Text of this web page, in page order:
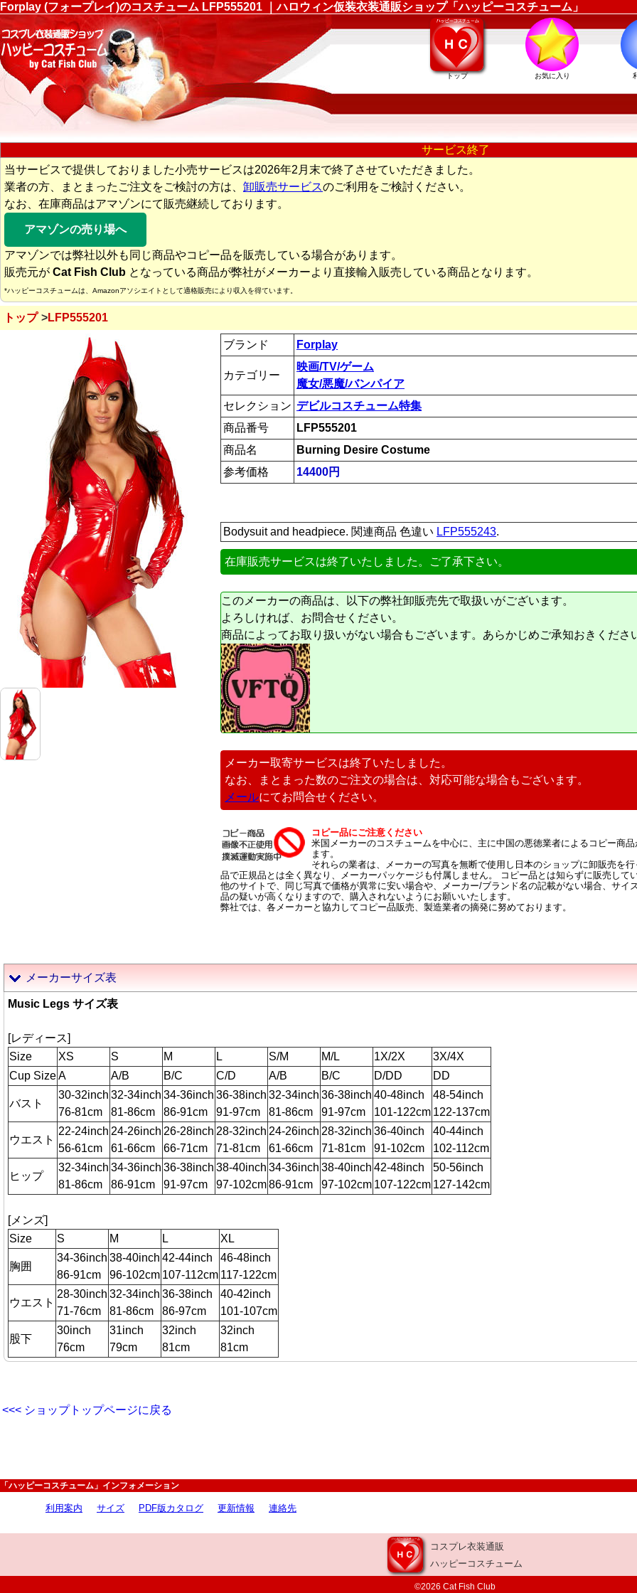
Forplay (フォープレイ)のコスチューム LFP555201 ｜ハロウィン仮装衣装通販ショップ「ハッピーコスチューム」
トップ お気に入り
サービス終了
当サービスで提供しておりました小売サービスは2026年2月末で終了させていただきました。
業者の方、まとまったご注文をご検討の方は、 卸販売サービスのご利用をご検討ください。
なお、在庫商品はアマゾンにて販売継続しております。
アマゾンの売り場へ
アマゾンでは弊社以外も同じ商品やコピー品を販売している場合があります。
販売元が Cat Fish Club となっている商品が弊社がメーカーより直接輸入販売している商品となります。
*ハッピーコスチュームは、Amazonアソシエイトとして適格販売により収入を得ています。
トップ LFP555201
ブランド Forplay
カテゴリー
映画/TV/ゲーム
魔女/悪魔/バンパイア
セレクション デビルコスチューム特集
商品番号
LFP555201
商品名
Burning Desire Costume
参考価格
14400円
Bodysuit and headpiece. 関連商品 色違い LFP555243.
在庫販売サービスは終了いたしました。ご了承下さい。
このメーカーの商品は、以下の弊社卸販売先で取扱いがございます。
よろしければ、お問合せください。
商品によってお取り扱いがない場合もございます。あらかじめご承知おきくださ
メーカー取寄サービスは終了いたしました。
なお、まとまった数のご注文の場合は、対応可能な場合もございます。
メールにてお問合せください。
コピー品にご注意ください
米国メーカーのコスチュームを中心に、主に中国の悪徳業者によるコピー商
ます。
それらの業者は、メーカーの写真を無断で使用し日本のショップに卸販売を
品で正規品とは全く異なり、メーカーパッケージも付属しません。 コピー品とは知らずに販売して
他のサイトで、同じ写真で価格が異常に安い場合や、メーカー/ブランド名の記載がない場合、サイ
品の疑いが高くなりますので、購入されないようにお願いいたします。
弊社では、各メーカーと協力してコピー品販売、製造業者の摘発に努めております。
メーカーサイズ表
Music Legs サイズ表
[レディース]
Size
XS S M L S/M M/L 1X/2X
3X/4X
Cup SizeA A/B B/C C/D A/B B/C D/DD DD
バスト
30-32inch
76-81cm
32-34inch
81-86cm
34-36inch
86-91cm
36-38inch
91-97cm
32-34inch
81-86cm
36-38inch
91-97cm
40-48inch
101-122cm
48-54inch
122-137cm
ウエスト
22-24inch
56-61cm
24-26inch
61-66cm
26-28inch
66-71cm
28-32inch
71-81cm
24-26inch
61-66cm
28-32inch
71-81cm
36-40inch
91-102cm
40-44inch
102-112cm
ヒップ
32-34inch
81-86cm
34-36inch
86-91cm
36-38inch
91-97cm
38-40inch
97-102cm
34-36inch
86-91cm
38-40inch
97-102cm
42-48inch
107-122cm
50-56inch
127-142cm
[メンズ]
Size
S M L XL
胸囲
34-36inch
86-91cm
38-40inch
96-102cm
42-44inch
107-112cm
46-48inch
117-122cm
ウエスト
28-30inch
71-76cm
32-34inch
81-86cm
36-38inch
86-97cm
40-42inch
101-107cm
股下
30inch
76cm
31inch
79cm
32inch
81cm
32inch
81cm
<<< ショップトップページに戻る
「ハッピーコスチューム」インフォメーション
利用案内 サイズ PDF版カタログ 更新情報 連絡先
コスプレ衣装通販
ハッピーコスチューム
©2026 Cat Fish Club